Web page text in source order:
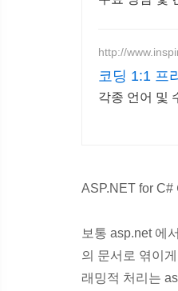
http://
코딩 1:1 프
각종 언어 및
ASP.NET for C#
보통 asp.net 에
의 문서로 엮이
래밍적 처리는